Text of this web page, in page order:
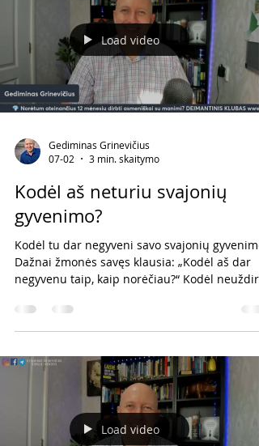
ateities, kad nebesidžiaugia dabartimi. Todėl
negyvena nei da
Load video
Gediminas Grinevičius
07-02
3 min. skaitymo
Kodėl aš neturiu svajonių
gyvenimo?
Kodėl tu dar negyveni savo svajonių
Dažnai žmonės savęs klausia: „Kodėl aš dar
negyvenu taip, kaip norėčiau?“ Kodėl
savo tikslų? Kas mane stabdo? Manau, kad
atsakymą labai gerai apibūdina viena mintis.
Silpni žmonės nežino, kaip pabaigti tai, ką
pradėjo. Sėkmingi žmonės nežino, kaip
Skamba griežtai, bet pagalvokime apie
kiekvieną iš jų. 1. Tie, kurie n
Load video